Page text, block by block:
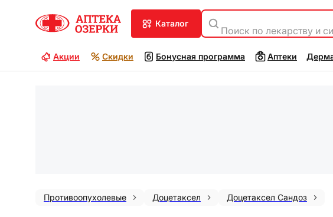
каталог
Поиск по лекарству и
Акции Скидки Бонусная программа Аптеки
Противоопухолевые Доцетаксел Доцетаксел Сандоз